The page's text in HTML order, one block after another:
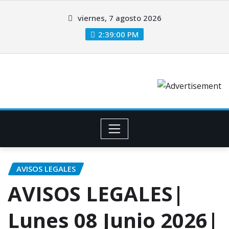
viernes, 7 agosto 2026
2:39:01 PM
AVISOS LEGALES
AVISOS LEGALES|
Lunes 08 Junio 2026|